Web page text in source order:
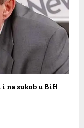
i na sukob u BiH